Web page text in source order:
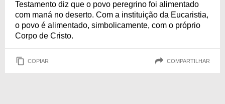
Testamento diz que o povo peregrino foi alimentado
com maná no deserto. Com a instituição da Eucaristia,
o povo é alimentado, simbolicamente, com o próprio
Corpo de Cristo.
COPIAR COMPARTILHAR